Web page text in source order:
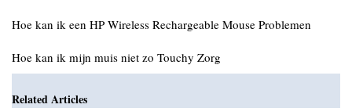
Hoe kan ik een HP Wireless Rechargeable Mouse Problemen
Hoe kan ik mijn muis niet zo Touchy Zorg
Related Articles